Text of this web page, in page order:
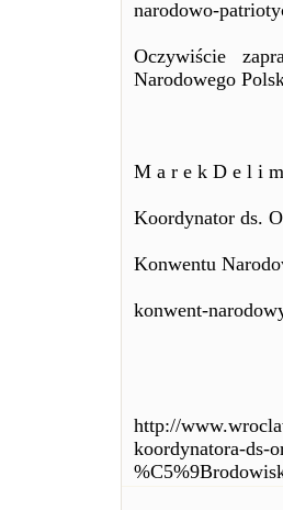
narodowo-
Oczywiście
Narodowego
M a r e k D e l i
Koordynator ds.
Konwentu
konwent-
http://
koordynatora-ds-